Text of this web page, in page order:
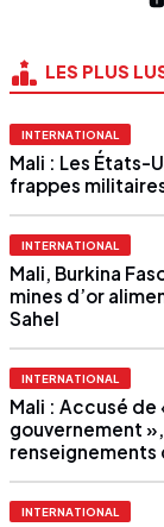
LES PLUS
INTERNATIONAL
Mali : Les États-
frappes
INTERNATIONAL
Mali, Burkina
mines d’or
Sahel
INTERNATIONAL
Mali : Accusé
gouvernement
renseignements
INTERNATIONAL